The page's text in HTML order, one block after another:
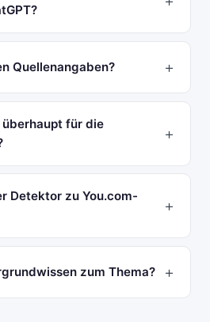
Quellenangaben?
für die
Detektor zu You.com-
zum Thema?